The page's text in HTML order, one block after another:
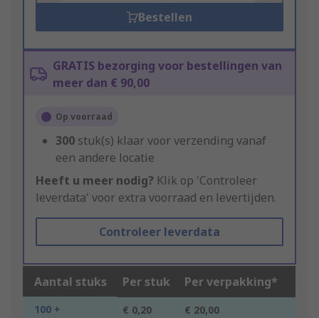
Bestellen
GRATIS bezorging voor bestellingen van
meer dan € 90,00
Op voorraad
300 stuk(s) klaar voor verzending vanaf
een andere locatie
Heeft u meer nodig? Klik op 'Controleer
leverdata' voor extra voorraad en levertijden.
Controleer leverdata
Aantal stuks Per stuk Per verpakking*
100 + € 0,20 € 20,00